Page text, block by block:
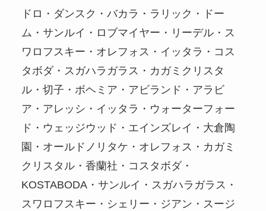
ドロ・ダンスク・バカラ・ラリック・ドー
ム・サンルイ・ロブマイヤー・リーデル・ス
ワロフスキー・オレフォス・イッタラ・コス
タボダ・スガハラガラス・カガミクリスタ
ル・切子・ボヘミア・アビランド・アラビ
ア・アレッシ・イッタラ・ウォーターフォー
ド・ウェッジウッド・エインズレイ・大倉陶
園・オールドノリタケ・オレフォス・カガミ
クリスタル・香蘭社・コスタボダ・
KOSTABODA・サンルイ・スガハラガラス・
スワロフスキー・シェリー・ジアン・スージ